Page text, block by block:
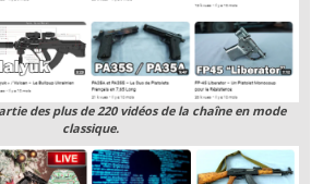
des plus de 220 vidéos de la chaîne en mode
classique.